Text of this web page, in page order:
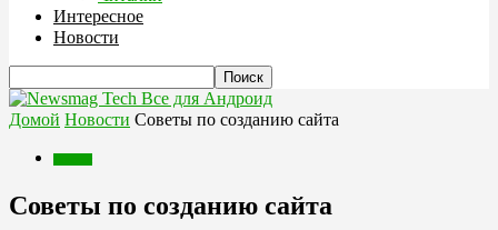
Интересное
Новости
Все для Андроид
Домой Новости Советы по созданию сайта
Советы по созданию сайта